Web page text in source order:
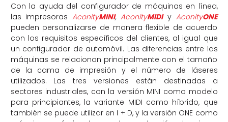
Con la ayuda del configurador de máquinas en línea,
las impresorasAconityMINI, AconityMIDIy AconityONE
pueden personalizarse de manera flexible de acuerdo
con los requisitos específicos del clientes, al igual que
un configurador de automóvil. Las diferencias entre las
máquinas se relacionan principalmente con el tamaño
de la cama de impresión y el número de láseres
utilizados. Las tres versiones están destinadas a
sectores industriales, con la versión MINI como modelo
para principiantes, la variante MIDI como híbrido, que
también se puede utilizar en I + D, y la versión ONE como